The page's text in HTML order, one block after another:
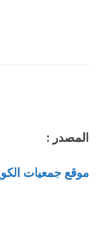
المصدر :
موقع جمعيات